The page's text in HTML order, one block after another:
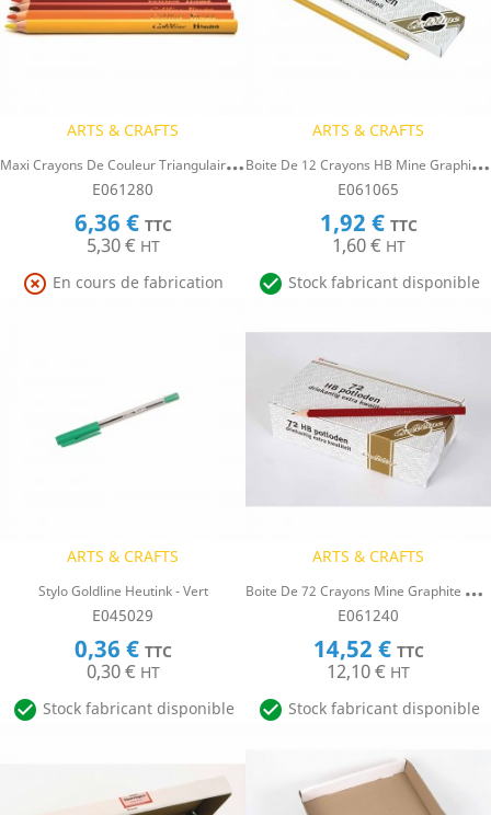
ARTS & CRAFTS
M
Axi Crayons De Couleur Triangulaires Goldline, Heutink, Étui De 12 Crayons, Cou
E061280
6,36 € TTC
5,30 € HT
 En cours de fabrication
ARTS & CRAFTS
B
Oite De 12 Crayons HB Mine Graphite - Forme Hexagonale
E061065
1,92 € TTC
1,60 € HT
 Stock fabricant disponible
ARTS & CRAFTS
Stylo Goldline Heutink - Vert
E045029
0,36 € TTC
0,30 € HT
 Stock fabricant disponible
ARTS & CRAFTS
B
Oite De 72 Crayons Mine Graphite HB - Forme Triangulaire
E061240
14,52 € TTC
12,10 € HT
 Stock fabricant disponible